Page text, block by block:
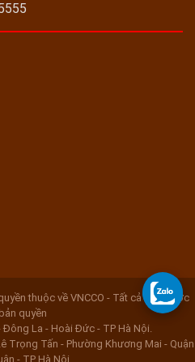
thuộc về VNCCO - Tất cả đều được
quyền
La - Hoài Đức - TP Hà Nội.
Trọng Tấn - Phường Khương Mai - Quận
- TP Hà Nội